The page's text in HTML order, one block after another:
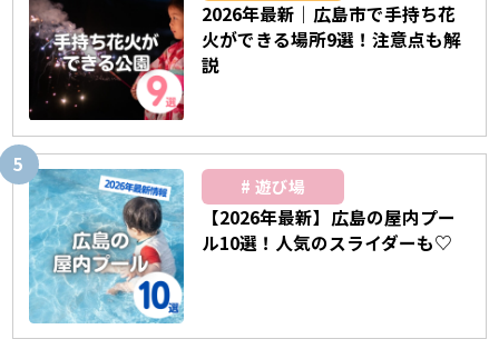
2026年最新｜広島市で手持ち花
火ができる場所9選！注意点も解
説
遊び場
【2026年最新】広島の屋内プー
ル10選！人気のスライダーも♡